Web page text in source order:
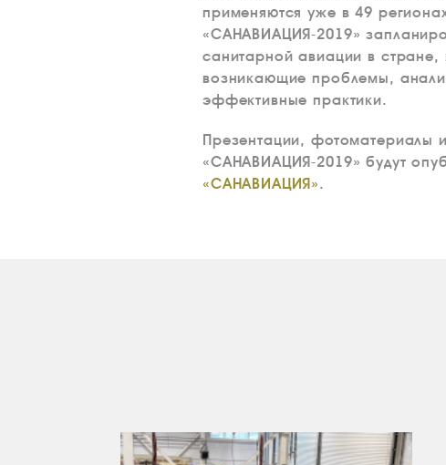
применяются уже в 49
«САНАВИАЦИЯ-2019»
санитарной авиации в
возникающие проблемы,
эффективные практики.
Презентации, фотоматериалы
«САНАВИАЦИЯ-2019» будут
«САНАВИАЦИЯ».